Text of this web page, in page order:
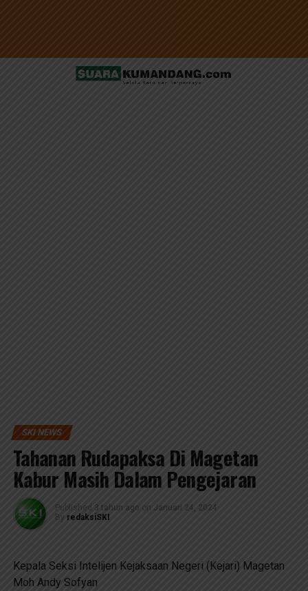
SKI NEWS
Tahanan Rudapaksa Di Magetan
Kabur Masih Dalam Pengejaran
Published 3 tahun ago on Januari 24, 2024
By redaksiSKI
Kepala Seksi Intelijen Kejaksaan Negeri (Kejari) Magetan
Moh Andy Sofyan